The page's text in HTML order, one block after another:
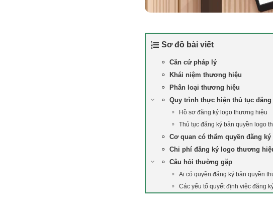
Sơ đồ bài viết
Căn cứ pháp lý
Khái niệm thương hiệu
Phân loại thương hiệu
Quy trình thực hiện thủ tục
Hồ sơ đăng ký logo thương hiệu
Thủ tục đăng ký bản quyền logo
Cơ quan có thẩm quyền đăng ký
Chi phí đăng ký logo thương
Câu hỏi thường gặp
Ai có quyền đăng ký bản quyền
Các yếu tố quyết định việc đăng